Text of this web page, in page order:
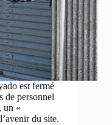
est fermé
de personnel
un «
du site.